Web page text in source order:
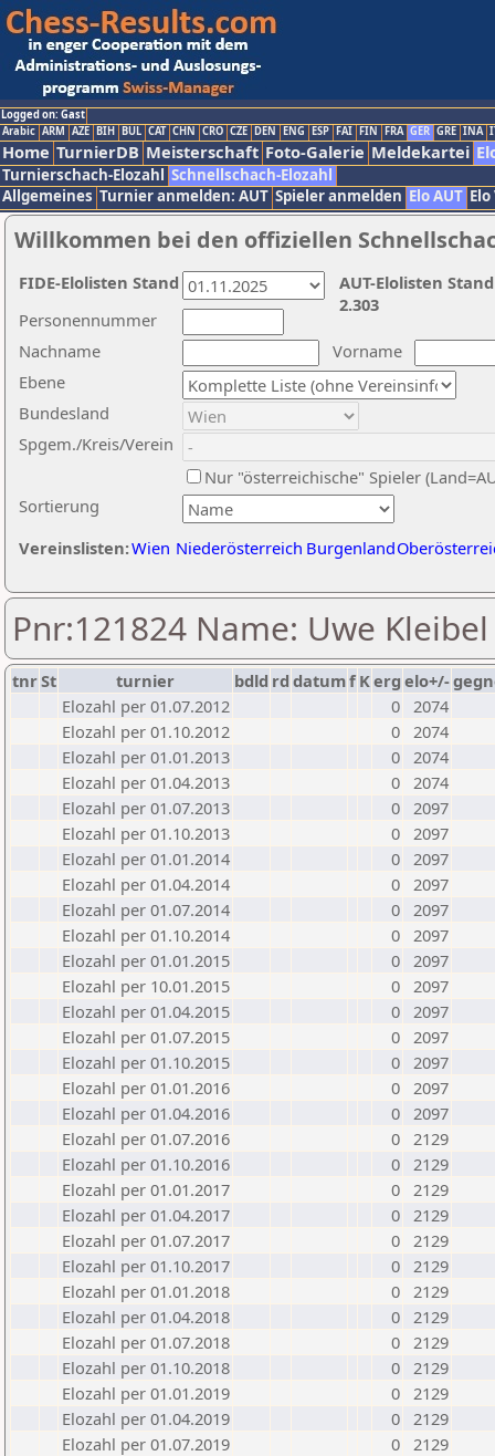
Logged on: Gast
Arabic ARM AZE BIH BUL CAT CHN CRO CZE DEN ENG ESP FAI FIN FRA GER GRE INA
Home TurnierDB Meisterschaft Foto-Galerie Meldekartei
Turnierschach-Elozahl Schnellschach-Elozahl
Allgemeines Turnier anmelden: AUT Spieler anmelden Elo AUT
Willkommen bei den offiziellen
Nachname
Vorname
Ebene
Sortierung
Personennummer
Bundesland
Spgem./Kreis/Verein
Nur "österreichische" Spieler
Vereinslisten:Wien Niederösterreich Burgenland
AUT-Elolisten
2.303
FIDE-Elolisten Stand
Pnr:121824 Name: Uwe Kleibel
tnrSt turnier bdld rd datumf Kerg elo+/-
Elozahl per 01.07.2012
0 2074
Elozahl per 01.10.2012
0 2074
Elozahl per 01.01.2013
0 2074
Elozahl per 01.04.2013
0 2074
Elozahl per 01.07.2013
0 2097
Elozahl per 01.10.2013
0 2097
Elozahl per 01.01.2014
0 2097
Elozahl per 01.04.2014
0 2097
Elozahl per 01.07.2014
0 2097
Elozahl per 01.10.2014
0 2097
Elozahl per 01.01.2015
0 2097
Elozahl per 10.01.2015
0 2097
Elozahl per 01.04.2015
0 2097
Elozahl per 01.07.2015
0 2097
Elozahl per 01.10.2015
0 2097
Elozahl per 01.01.2016
0 2097
Elozahl per 01.04.2016
0 2097
Elozahl per 01.07.2016
0 2129
Elozahl per 01.10.2016
0 2129
Elozahl per 01.01.2017
0 2129
Elozahl per 01.04.2017
0 2129
Elozahl per 01.07.2017
0 2129
Elozahl per 01.10.2017
0 2129
Elozahl per 01.01.2018
0 2129
Elozahl per 01.04.2018
0 2129
Elozahl per 01.07.2018
0 2129
Elozahl per 01.10.2018
0 2129
Elozahl per 01.01.2019
0 2129
Elozahl per 01.04.2019
0 2129
Elozahl per 01.07.2019
0 2129